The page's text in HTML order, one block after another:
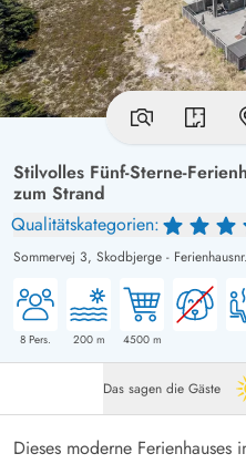
Stilvolles Fünf-Sterne-
zum Strand
Qualitätskategorien:
Sommervej 3, Skodbjerge -
8 Pers. 200m 4500m
Das sagen die Gäste
Dieses moderne